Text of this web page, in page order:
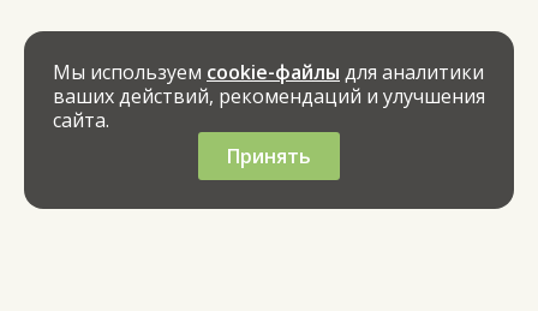
Мы используем cookie-файлы для аналитики
ваших действий, рекомендаций и улучшения
сайта.
Принять